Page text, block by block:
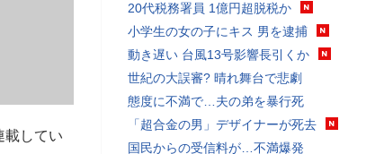
載してい
20代税務署員 1億円超脱税か
小学生の女の子にキス 男を逮捕
動き遅い 台風13号影響長引くか
世紀の大誤審? 晴れ舞台で悲劇
態度に不満で…夫の弟を暴行死
「超合金の男」デザイナーが死去
国民からの受信料が…不満爆発